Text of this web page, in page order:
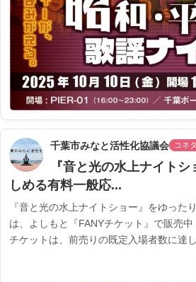
千葉市みなと活性化協議会 コネタ
『音と光の水上ナイト
しめる有料一般応...
『音と光の水上ナイトショー』をゆった
は、よしもと『FANYチケット』で販売
チケットは、前売りの既定入場者数に達